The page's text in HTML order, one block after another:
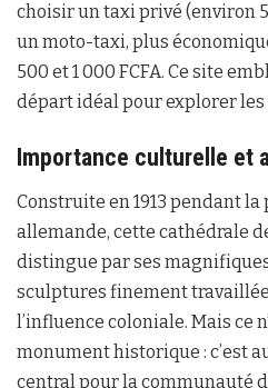
choisir un taxi privé (environ 5
un moto-taxi, plus
500 et 1 000 FCFA. Ce site
départ idéal pour explorer les
Importance culturelle et
Construite en 1913 pendant
allemande, cette cathédrale
distingue par ses
sculptures finement
l’influence coloniale. Mais ce
monument historique : c’est
central pour la communauté